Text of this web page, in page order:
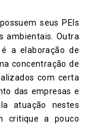
seus PEIs
ambientais. Outra
a elaboração de
concentração de
com certa
das empresas e
atuação nestes
critique a pouco